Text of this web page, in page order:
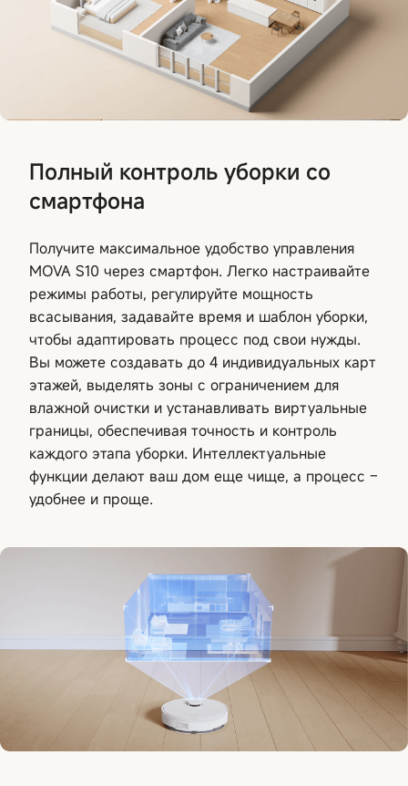
Полный контроль уборки со
смартфона
Получите максимальное удобство управления
MOVA S10 через смартфон. Легко настраивайте
режимы работы, регулируйте мощность
всасывания, задавайте время и шаблон уборки,
чтобы адаптировать процесс под свои нужды.
Вы можете создавать до 4 индивидуальных карт
этажей, выделять зоны с ограничением для
влажной очистки и устанавливать виртуальные
границы, обеспечивая точность и контроль
каждого этапа уборки. Интеллектуальные
функции делают ваш дом еще чище, а процесс –
удобнее и проще.